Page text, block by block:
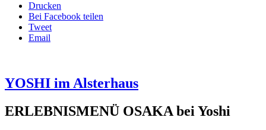
Drucken
Bei Facebook teilen
Tweet
Email
YOSHI im Alsterhaus
ERLEBNISMENÜ OSAKA bei Yoshi